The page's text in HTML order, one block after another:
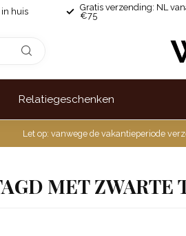
huis
Gratis verzending: NL
€75
Relatiegeschenken
Let op: vanwege de vakantieperiode
MET ZWARTE